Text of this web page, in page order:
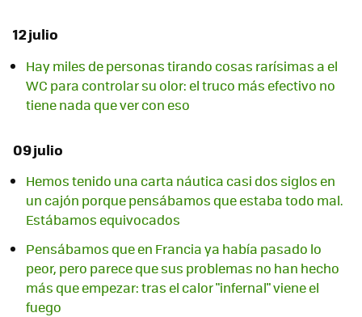
12 julio
Hay miles de personas tirando cosas rarísimas a el
WC para controlar su olor: el truco más efectivo no
tiene nada que ver con eso
09 julio
Hemos tenido una carta náutica casi dos siglos en
un cajón porque pensábamos que estaba todo mal.
Estábamos equivocados
Pensábamos que en Francia ya había pasado lo
peor, pero parece que sus problemas no han hecho
más que empezar: tras el calor "infernal" viene el
fuego